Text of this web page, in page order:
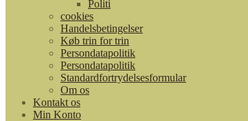
Politi
cookies
Handelsbetingelser
Køb trin for trin
Persondatapolitik
Persondatapolitik
Standardfortrydelsesformular
Om os
Kontakt os
Min Konto